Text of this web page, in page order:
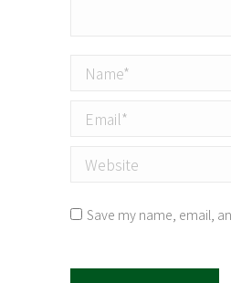
Name *
Email *
Website
Save my name, email,